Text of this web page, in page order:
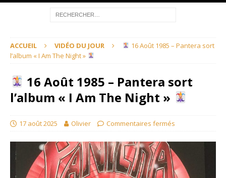
ACCUEIL VIDÉO DU JOUR
16 Août 1985 – Pantera sort
l’album « I Am The Night »
16 Août 1985 – Pantera sort
l’album « I Am The Night »
17 août 2025 Olivier Commentaires fermés